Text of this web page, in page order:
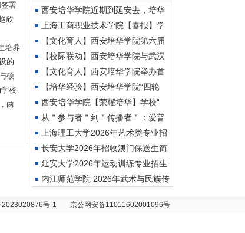
署
欣
培养
的
硕
校
两
西安培华学院近期到延安去，培华
上海工商职业技术学院【喜报】学
【文化育人】西安培华学院第六届
【校际联动】西安培华学院与武汉
【文化育人】西安培华学院举办首
【培华经验】西安培华学院“四轮
西安培华学院【荣耀培华】学校“
从＂参与者＂到＂传播者＂：爱普
上海理工大学2026年艺术类专业招
生 长安大学2026年招收澳门保送生简
章 延安大学2026年运动训练专业招生
简 内江师范学院 2026年武术与民族传
统
2023020876号-1 京公网安备11011602001096号